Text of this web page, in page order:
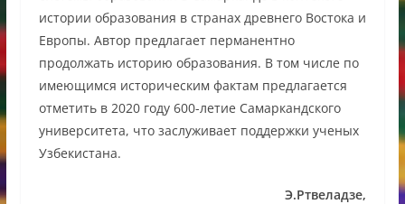
истории образования в странах древнего Востока и
Европы. Автор предлагает перманентно
продолжать историю образования. В том числе по
имеющимся историческим фактам предлагается
отметить в 2020 году 600-летие Самаркандского
университета, что заслуживает поддержки ученых
Узбекистана.
Э.Ртвеладзе,